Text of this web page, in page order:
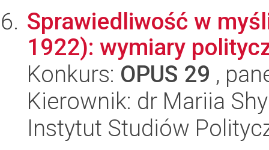
Sprawiedliwość w
1922): wymiary
Konkurs: OPUS 29 ,
Kierownik: dr Mariia
Instytut Studiów